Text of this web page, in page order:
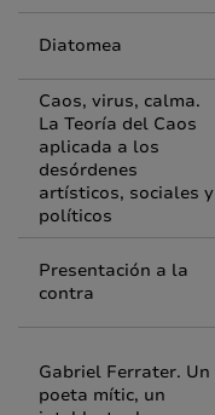
Diatomea
Caos, virus, calma.
La Teoría del Caos
aplicada a los
desórdenes
artísticos, sociales y
políticos
Presentación a la
contra
Gabriel Ferrater. Un
poeta mític, un